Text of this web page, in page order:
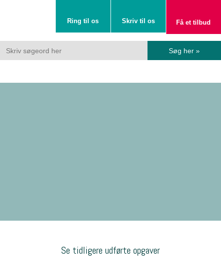
Ring til os Skriv til os Få et tilbud
Se tidligere udførte opgaver